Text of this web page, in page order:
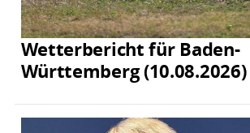
Wetterbericht für Baden-
Württemberg (10.08.2026)